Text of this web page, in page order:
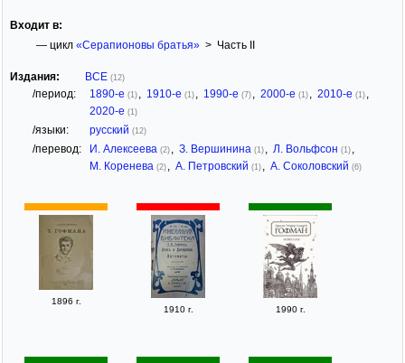
Входит в:
— цикл «Серапионовы братья»> Часть II
Издания: ВСЕ (12)
/период: 1890-е (1) 1910-е (1) 1990-е (7) 2000-е (1) 2010-е (1)
2020-е (1)
/языки: русский (12)
/перевод: И. Алексеева (2) З. Вершинина (1) Л. Вольфсон (1)
М. Коренева (2) А. Петровский (1) А. Соколовский (6)
1896 г.
1910 г.
1990 г.